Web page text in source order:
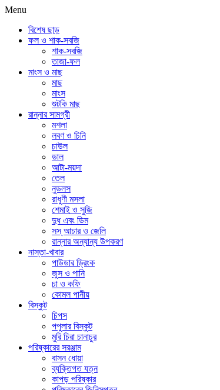
Menu
বিশেষ ছাড়
ফল ও শাক-সবজি
শাক-সবজি
তাজা-ফল
মাংস ও মাছ
মাছ
মাংস
শুটকি মাছ
রান্নার সামগ্রী
মশলা
লবণ ও চিনি
চাউল
ডাল
আটা-ময়দা
তেল
নুডলস
রাধুণী মসলা
শেমাই ও সুজি
দুধ এবং ডিম
সস্ আচার ও জেলি
রান্নার অন্যান্য উপকরণ
নাস্তা-খাবার
পাউডার ড্রিংক
জুস ও পানি
চা ও কফি
কোমল পানীয়
বিস্কুট
চিপস
পপুলার বিস্কুট
মুরি চিরা চানাচুর
পরিষ্কারের সরঞ্জাম
বাসন ধোয়া
ব্যক্তিগত যত্ন
কাপড় পরিষ্কার